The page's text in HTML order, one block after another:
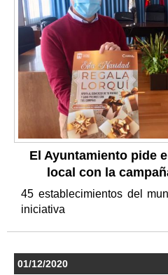
El Ayuntamiento pide
local con la
45 establecimientos del
iniciativa
01/12/2020